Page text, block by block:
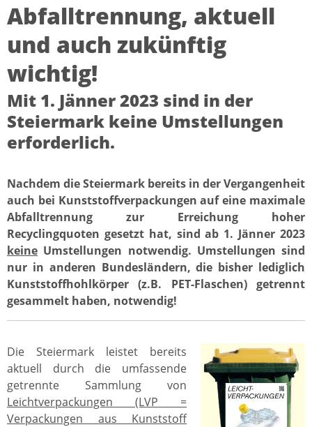
Abfalltrennung, aktuell
und auch zukünftig
wichtig!
Mit 1. Jänner 2023 sind in der
Steiermark keine Umstellungen
erforderlich.
Nachdem die Steiermark bereits in der Vergangenheit
auch bei Kunststoffverpackungen auf eine maximale
Abfalltrennung zur Erreichung hoher
Recyclingquoten gesetzt hat, sind ab 1. Jänner 2023
keine Umstellungen notwendig. Umstellungen sind
nur in anderen Bundesländern, die bisher lediglich
Kunststoffhohlkörper (z.B. PET-Flaschen) getrennt
gesammelt haben, notwendig!
Die Steiermark leistet bereits
aktuell durch die umfassende
getrennte Sammlung von
Leichtverpackungen (LVP =
Verpackungen aus Kunststoff